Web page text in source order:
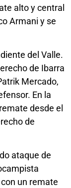
alto y central
Armani y se
del Valle.
de Ibarra
Mercado,
En la
desde el
de
ataque de
un remate